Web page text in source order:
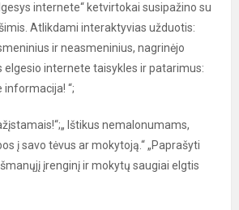
internete“ ketvirtokai susipažino su
Atlikdami interaktyvias užduotis:
ir neasmeninius, nagrinėjo
elgesio internete taisykles ir patarimus:
informacija! “;
Ištikus nemalonumams,
į savo tėvus ar mokytoją.“ „Paprašyti
įrenginį ir mokytų saugiai elgtis